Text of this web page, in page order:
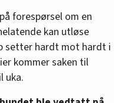
energibyrået Acer
of Energy
mellom
får en større rolle
forespørsel om en
kan utløse
setter hardt mot hardt i
kommer saken til
uka.